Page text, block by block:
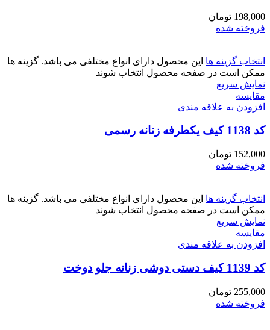
198,000 تومان
فروخته شده
انتخاب گزینه ها این محصول دارای انواع مختلفی می باشد. گزینه ها
ممکن است در صفحه محصول انتخاب شوند
نمایش سریع
مقايسه
افزودن به علاقه مندی
کد 1138 کیف یکطرفه زنانه رسمی
152,000 تومان
فروخته شده
انتخاب گزینه ها این محصول دارای انواع مختلفی می باشد. گزینه ها
ممکن است در صفحه محصول انتخاب شوند
نمایش سریع
مقايسه
افزودن به علاقه مندی
کد 1139 کیف دستی دوشی زنانه جلو دوخت
255,000 تومان
فروخته شده